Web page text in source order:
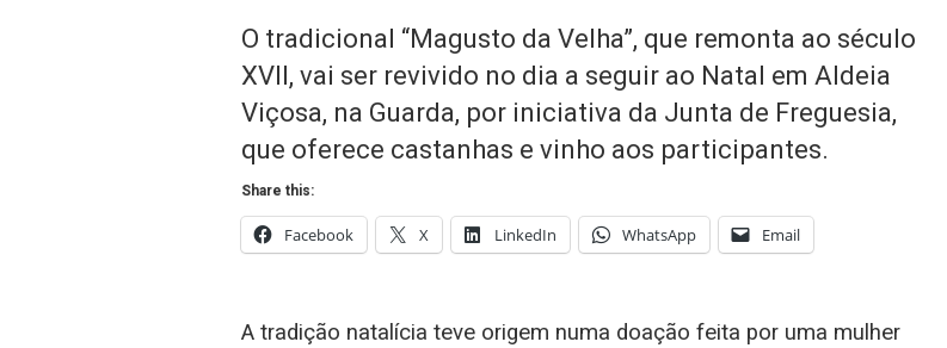
O tradicional “Magusto da Velha”, que remonta ao século
XVII, vai ser revivido no dia a seguir ao Natal em Aldeia
Viçosa, na Guarda, por iniciativa da Junta de Freguesia,
que oferece castanhas e vinho aos participantes.
Share this:
Facebook X LinkedIn WhatsApp Email
A tradição natalícia teve origem numa doação feita por uma mulher